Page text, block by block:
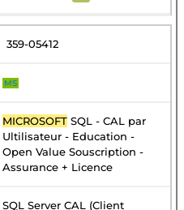
359-05412
MS
MICROSOFT SQL - CAL par
Ultilisateur - Education -
Open Value Souscription -
Assurance + Licence
SQL Server CAL (Client